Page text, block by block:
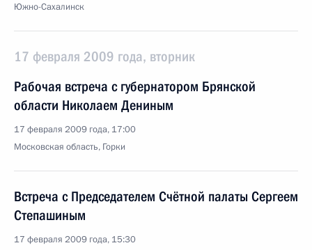
Южно-Сахалинск
17 февраля 2009 года, вторник
Рабочая встреча с губернатором Брянской
области Николаем Дениным
17 февраля 2009 года, 17:00
Московская область, Горки
Встреча с Председателем Счётной палаты Сергеем
Степашиным
17 февраля 2009 года, 15:30